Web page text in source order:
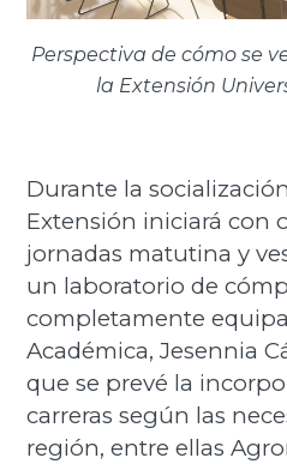
Perspectiva de cómo se
la Extensión
Durante la
Extensión iniciará con
jornadas matutina y
un laboratorio de
completamente
Académica, Jesennia
que se prevé la
carreras según las
región, entre ellas